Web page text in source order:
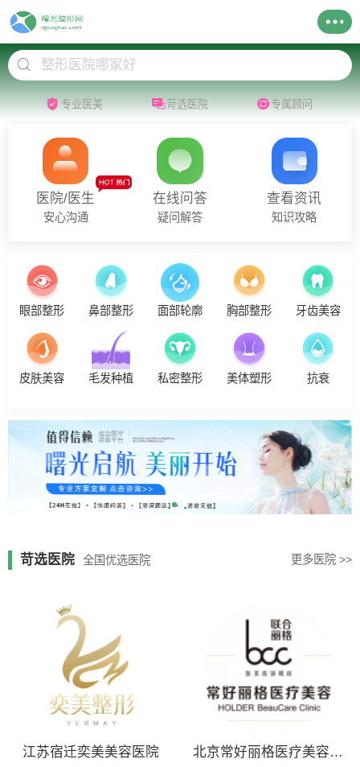
专业医美 苛选医院 专属顾问
医院/医生
安心沟通
在线问答
疑问解答
查看资讯
知识攻略
眼部整形 鼻部整形 面部轮廓 胸部整形 牙齿美容
皮肤美容 毛发种植 私密整形 美体塑形 抗衰
苛选医院 全国优选医院 更多医院 >>
江苏宿迁奕美美容医院 北京常好丽格医疗美容诊所